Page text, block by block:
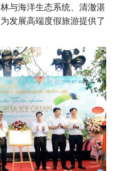
与海洋生态系统、清澈湛
发展高端度假旅游提供了